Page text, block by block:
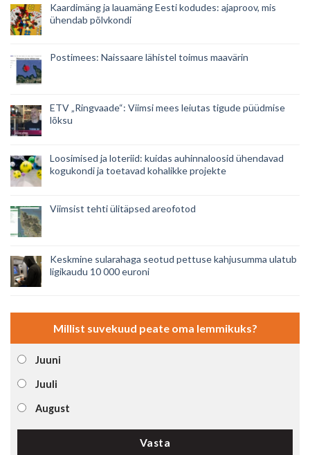
Kaardimäng ja lauamäng Eesti kodudes: ajaproov, mis
ühendab põlvkondi
Postimees: Naissaare lähistel toimus maavärin
ETV „Ringvaade“: Viimsi mees leiutas tigude püüdmise
lõksu
Loosimised ja loteriid: kuidas auhinnaloosid ühendavad
kogukondi ja toetavad kohalikke projekte
Viimsist tehti ülitäpsed areofotod
Keskmine sularahaga seotud pettuse kahjusumma ulatub
ligikaudu 10 000 euroni
Millist suvekuud peate oma lemmikuks?
Juuni
Juuli
August